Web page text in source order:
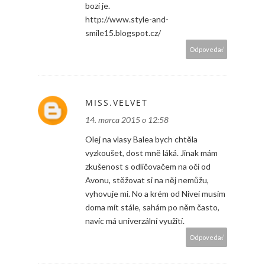
bozi je.
http://www.style-and-
smile15.blogspot.cz/
Odpovedať
MISS.VELVET
14. marca 2015 o 12:58
Olej na vlasy Balea bych chtěla
vyzkoušet, dost mně láká. Jinak mám
zkušenost s odličovačem na oči od
Avonu, stěžovat si na něj nemůžu,
vyhovuje mi. No a krém od Nivei musím
doma mít stále, sahám po něm často,
navíc má univerzální využití.
Odpovedať